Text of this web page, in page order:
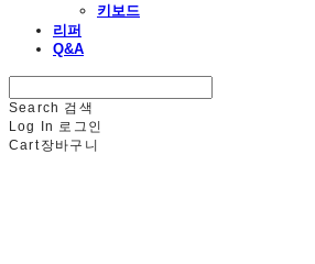
키보드
리퍼
Q&A
Search 검색
Log In 로그인
Cart장바구니